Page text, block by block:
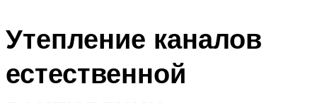
Утепление каналов
естественной